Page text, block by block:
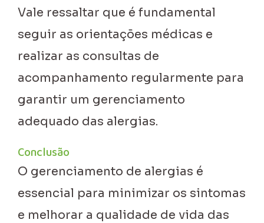
Vale ressaltar que é fundamental
seguir as orientações médicas e
realizar as consultas de
acompanhamento regularmente para
garantir um gerenciamento
adequado das alergias.
Conclusão
O gerenciamento de alergias é
essencial para minimizar os sintomas
e melhorar a qualidade de vida das